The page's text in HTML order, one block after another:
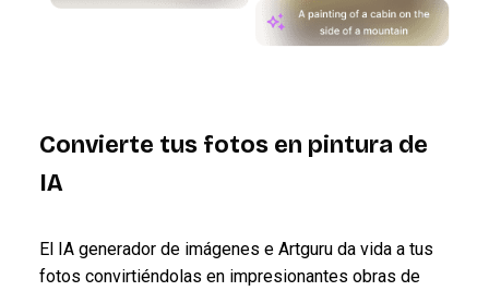
Convierte tus fotos en pintura de
IA
El IA generador de imágenes e Artguru da vida a tus
fotos convirtiéndolas en impresionantes obras de